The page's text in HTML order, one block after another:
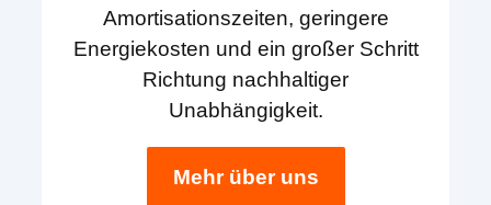
Amortisationszeiten, geringere
Energiekosten und ein großer Schritt
Richtung nachhaltiger
Unabhängigkeit.
Mehr über uns